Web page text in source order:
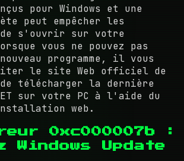
pour Windows et une
peut empêcher les
s'ouvrir sur votre
vous ne pouvez pas
programme, il vous
le site Web officiel de
télécharger la dernière
sur votre PC à l'aide du
web.
0xc000007b :
Windows Update